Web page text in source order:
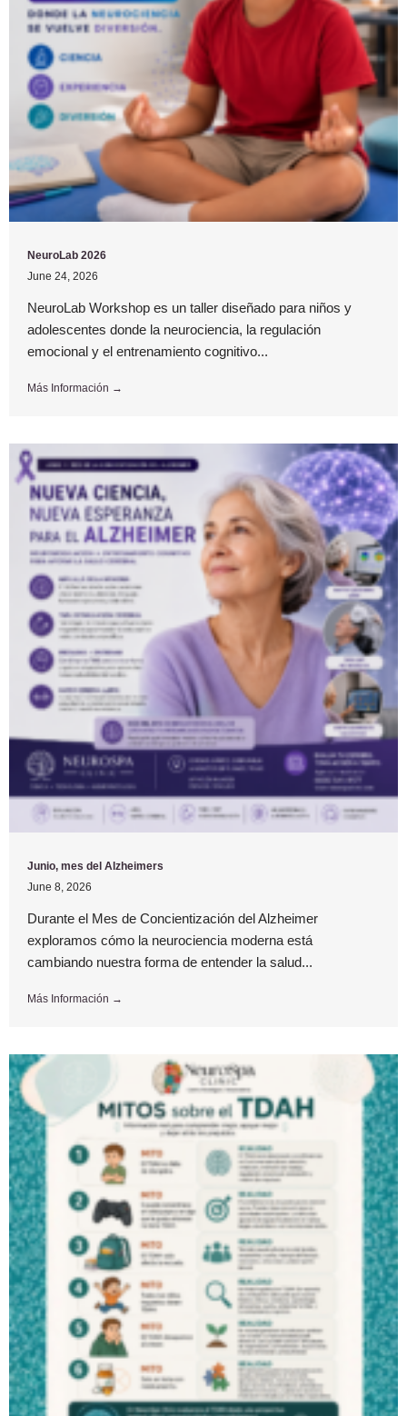
NeuroLab 2026
June 24, 2026
NeuroLab Workshop es un taller diseñado para niños y
adolescentes donde la neurociencia, la regulación
emocional y el entrenamiento cognitivo...
Más Información →
Junio, mes del Alzheimers
June 8, 2026
Durante el Mes de Concientización del Alzheimer
exploramos cómo la neurociencia moderna está
cambiando nuestra forma de entender la salud...
Más Información →